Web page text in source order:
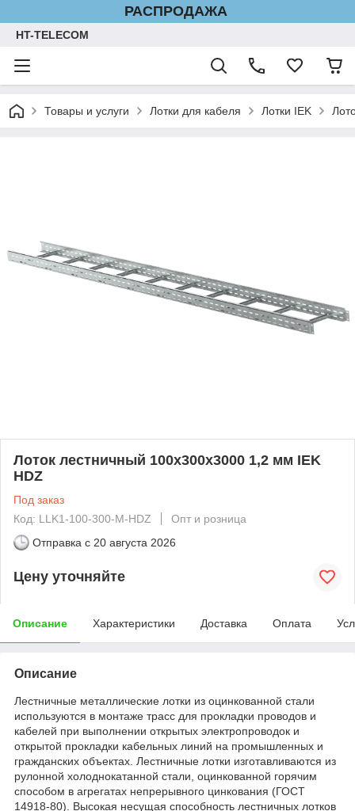
РАСПРОДАЖА
HT-TELECOM
Товары и услуги Лотки для кабеля Лотки IEK
Лоток лестничный 100х300х3000 1,2 мм IEK
HDZ
Под заказ
Код: LLK1-100-300-M-HDZ
Опт и розница
Отправка с 20 августа 2026
Цену уточняйте
Описание Характеристики Доставка Оплата
Описание
Лестничные металлические лотки из оцинкованной стали
используются в монтаже трасс для прокладки проводов и
кабелей при выполнении открытых электропроводок и
открытой прокладки кабельных линий на промышленных и
гражданских объектах. Лестничные лотки изготавливаются из
рулонной холоднокатанной стали, оцинкованной горячим
способом в агрегатах непрерывного цинкования (ГОСТ
14918-80). Высокая несущая способность лестничных лотков